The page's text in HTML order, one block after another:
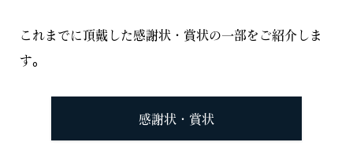
これまでに頂戴した感謝状・賞状の一部をご紹介しま
す。
感謝状・賞状